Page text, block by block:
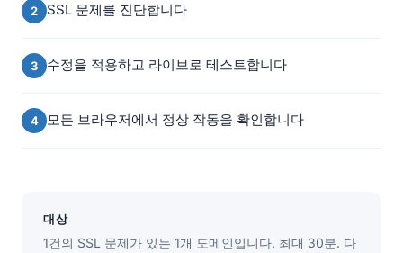
SSL 문제를 진단합니다
수정을 적용하고 라이브로 테스트합니다
모든 브라우저에서 정상 작동을 확인합니다
대상
1건의 SSL 문제가 있는 1개 도메인입니다. 최대 30분. 다